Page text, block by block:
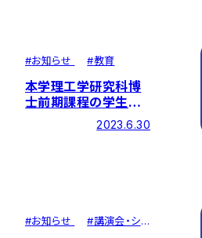
#お知らせ #教育
本学理工学研究科博
士前期課程の学生の
筆頭論文が国際的な
学術雑誌に受理されま
2023.6.30
#お知らせ #講演会・シ